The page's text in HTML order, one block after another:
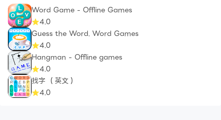
Word Game - Offline Games
4.0
Guess the Word. Word Games
4.0
Hangman - Offline games
4.0
找字 （英文）
4.0